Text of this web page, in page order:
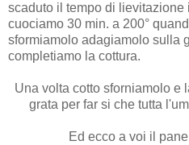
scaduto il tempo di
cuociamo 30 min. a 200°
sformiamolo adagiamolo sulla
completiamo la cottura.
Una volta cotto sforniamolo e
grata per far si che tutta
Ed ecco a voi il